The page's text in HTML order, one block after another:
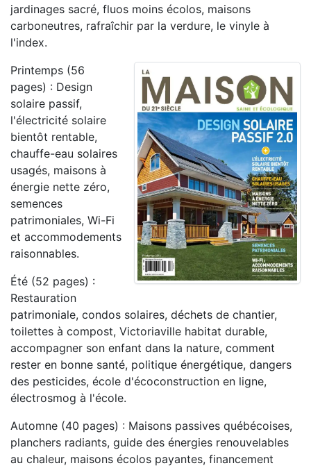
jardinages sacré, fluos moins écolos, maisons
carboneutres, rafraîchir par la verdure, le vinyle à
l'index.
Printemps (56
pages) : Design
solaire passif,
l'électricité solaire
bientôt rentable,
chauffe-eau solaires
usagés, maisons à
énergie nette zéro,
semences
patrimoniales, Wi-Fi
et accommodements
raisonnables.
Été (52 pages) :
Restauration
patrimoniale, condos solaires, déchets de chantier,
toilettes à compost, Victoriaville habitat durable,
accompagner son enfant dans la nature, comment
rester en bonne santé, politique énergétique, dangers
des pesticides, école d'écoconstruction en ligne,
électrosmog à l'école.
Automne (40 pages) : Maisons passives québécoises,
planchers radiants, guide des énergies renouvelables
au chaleur, maisons écolos payantes, financement